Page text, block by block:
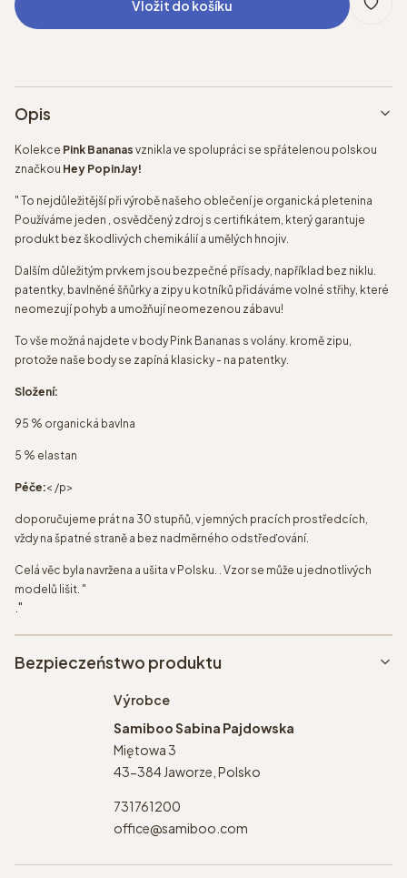
Vložit do košíku
Opis
Kolekce Pink Bananas vznikla ve spolupráci se spřátelenou polskou
značkou Hey PopinJay!
" To nejdůležitější při výrobě našeho oblečení je organická pletenina
Používáme jeden , osvědčený zdroj s certifikátem, který garantuje
produkt bez škodlivých chemikálií a umělých hnojiv.
Dalším důležitým prvkem jsou bezpečné přísady, například bez niklu.
patentky, bavlněné šňůrky a zipy u kotníků přidáváme volné střihy, které
neomezují pohyb a umožňují neomezenou zábavu!
To vše možná najdete v body Pink Bananas s volány. kromě zipu,
protože naše body se zapíná klasicky - na patentky.
Složení:
95 % organická bavlna
5 % elastan
Péče:< /p>
doporučujeme prát na 30 stupňů, v jemných pracích prostředcích,
vždy na špatné straně a bez nadměrného odstřeďování.
Celá věc byla navržena a ušita v Polsku. . Vzor se může u jednotlivých
modelů lišit. "
."
Bezpieczeństwo produktu
Výrobce
Samiboo Sabina Pajdowska
Miętowa 3
43-384 Jaworze, Polsko
731761200
office@samiboo.com